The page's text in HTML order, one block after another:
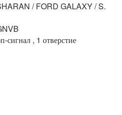
/ FORD GALAXY / S.
сигнал , 1 отверстие